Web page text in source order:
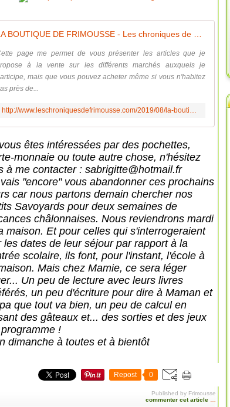
page me permet de vous présenter les articles que je
à la vente sur les différents marchés auxquels je
mais que vous pouvez acheter même si vous n'habitez
près de...
http://www.leschroniquesdefrimousse.com/2019/08/la-boutique-de-frimousse.html
êtes intéressées par des pochettes,
monnaie ou toute autre chose, n'hésitez
à me contacter : sabrigitte@hotmail.fr
"encore" vous abandonner ces prochains
car nous partons demain chercher nos
Savoyards pour deux semaines de
châlonnaises. Nous reviendrons mardi
maison. Et pour celles qui s'interrogeraient
les dates de leur séjour par rapport à la
scolaire, ils font, pour l'instant, l'école à
Mais chez Mamie, ce sera léger
Un peu de lecture avec leurs livres
un peu d'écriture pour dire à Maman et
que tout va bien, un peu de calcul en
des gâteaux et... des sorties et des jeux
!
dimanche à toutes et à bientôt
Repost 0
Published by Frimousse
commenter cet article